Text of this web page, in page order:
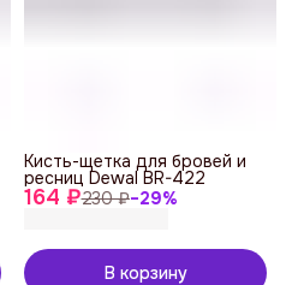
164 ₽230 ₽−29%
Кисть-щетка для бровей и
ресниц Dewal BR-422
В корзину